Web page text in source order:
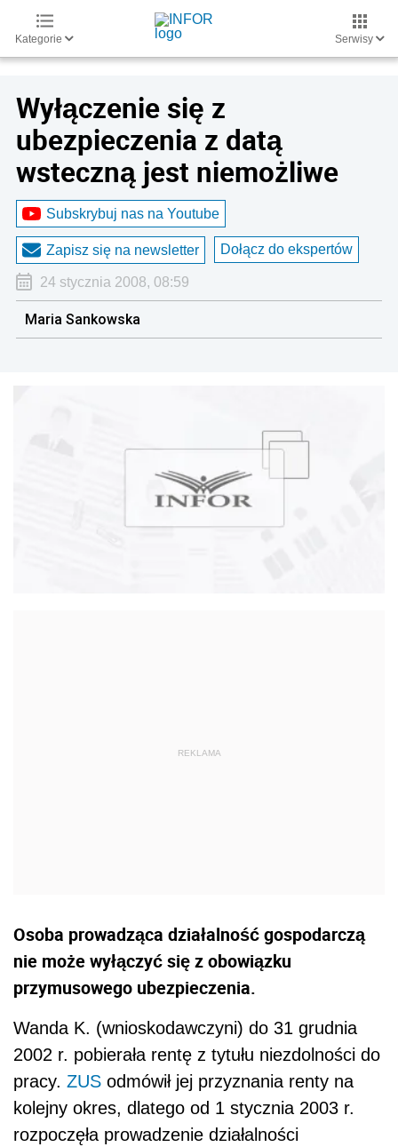
Kategorie Serwisy
Wyłączenie się z
ubezpieczenia z datą
wsteczną jest niemożliwe
Subskrybuj nas na Youtube
Zapisz się na newsletter Dołącz do ekspertów
24 stycznia 2008, 08:59
Maria Sankowska
Osoba prowadząca działalność gospodarczą
nie może wyłączyć się z obowiązku
przymusowego ubezpieczenia.
Wanda K. (wnioskodawczyni) do 31 grudnia
2002 r. pobierała rentę z tytułu niezdolności do
pracy. ZUS odmówił jej przyznania renty na
kolejny okres, dlatego od 1 stycznia 2003 r.
rozpoczęła prowadzenie działalności